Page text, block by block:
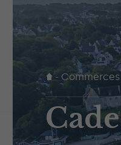
- Commerces